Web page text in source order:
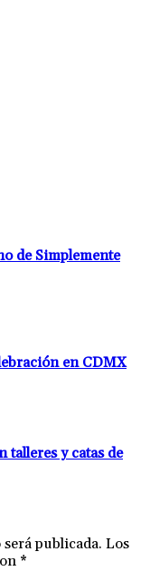
de Simplemente
en CDMX
talleres y catas de
publicada. Los
*